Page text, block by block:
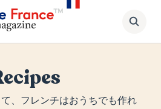
、フレンチはおうちでも作れ